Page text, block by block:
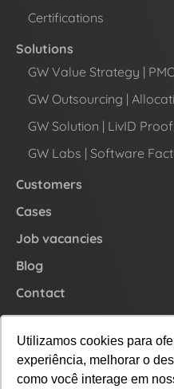
Utilizamos cookies para
experiência, melhorar o
como você interage em
Certifications
Solutions
GW Value Strategy |
GW Outsourcing |
GW Solution | LivID
GW Labs | Software
Customers
Cases
Job vacancies
Blog
Contact